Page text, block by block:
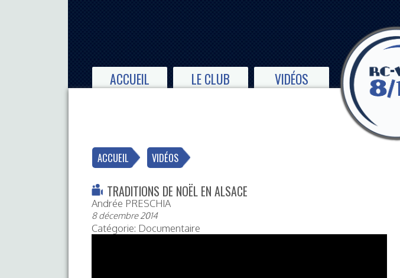
ACCUEIL LE CLUB VIDÉOS
ACCUEIL VIDÉOS
TRADITIONS DE NOËL EN ALSACE
Andrée PRESCHIA
8 décembre 2014
Catégorie: Documentaire